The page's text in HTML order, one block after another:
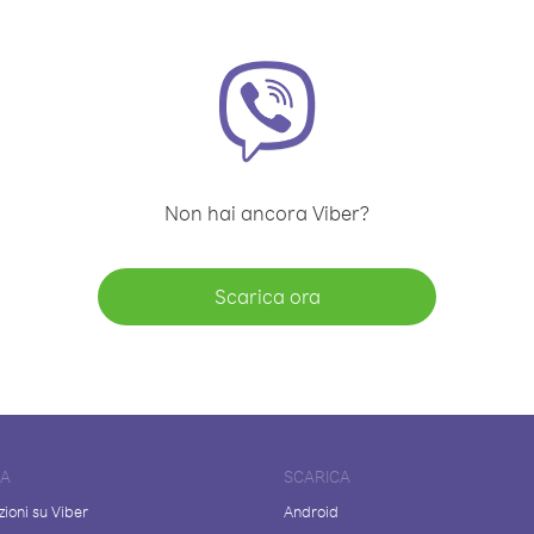
Non hai ancora Viber?
Scarica ora
su Viber
SCARICA
Android